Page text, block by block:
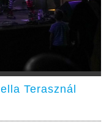
Terasznál